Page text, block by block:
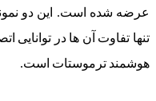
عرضه شده است. این دو
تنها تفاوت آن ها در توانایی
هوشمند ترموستات است.